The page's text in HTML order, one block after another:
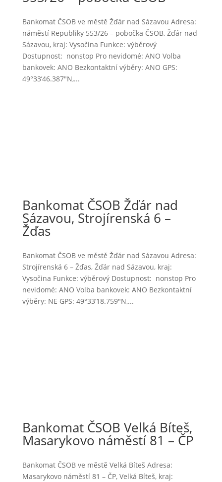
Bankomat ČSOB ve městě Žďár nad Sázavou Adresa:
náměstí Republiky 553/26 – pobočka ČSOB, Žďár nad
Sázavou, kraj: Vysočina Funkce: výběrový
Dostupnost: nonstop Pro nevidomé: ANO Volba
bankovek: ANO Bezkontaktní výběry: ANO GPS:
49°33’46.387″N,...
Bankomat ČSOB Žďár nad
Sázavou, Strojírenská 6 –
Žďas
Bankomat ČSOB ve městě Žďár nad Sázavou Adresa:
Strojírenská 6 – Žďas, Žďár nad Sázavou, kraj:
Vysočina Funkce: výběrový Dostupnost: nonstop Pro
nevidomé: ANO Volba bankovek: ANO Bezkontaktní
výběry: NE GPS: 49°33’18.759″N,...
Bankomat ČSOB Velká Bíteš,
Masarykovo náměstí 81 – ČP
Bankomat ČSOB ve městě Velká Bíteš Adresa:
Masarykovo náměstí 81 – ČP, Velká Bíteš, kraj: